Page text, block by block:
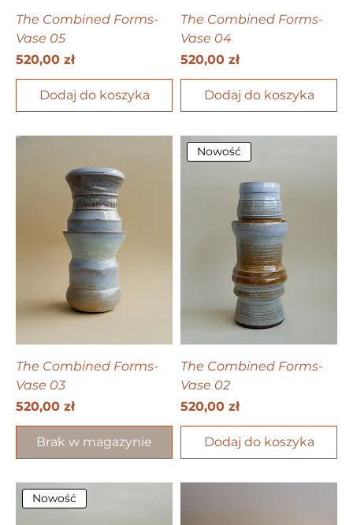
The Combined Forms-
Vase 05
Cena
520,00 zł
Dodaj do koszyka
The Combined Forms-
Vase 04
Cena
520,00 zł
Dodaj do koszyka
The Combined Forms-
Vase 03
Cena
520,00 zł
Brak w magazynie
Nowość
The Combined Forms-
Vase 02
Cena
520,00 zł
Dodaj do koszyka
Nowość